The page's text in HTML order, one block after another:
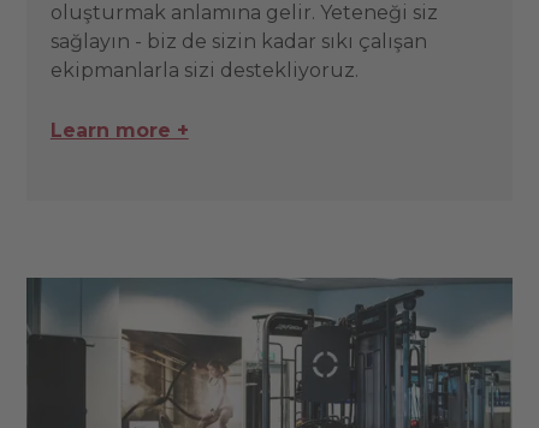
oluşturmak anlamına gelir. Yeteneği siz
sağlayın - biz de sizin kadar sıkı çalışan
ekipmanlarla sizi destekliyoruz.
Learn more +